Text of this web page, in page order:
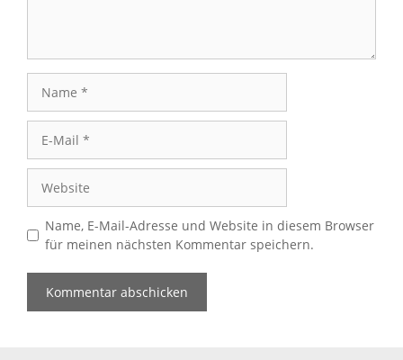
Mail
Name, E-Mail-Adresse und Website in diesem Browser
für meinen nächsten Kommentar speichern.